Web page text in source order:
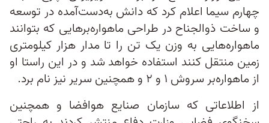
چهارم سیما اعلام کرد که دانش به‌دست‌آمده در توسعه
و ساخت ذوالجناح در طراحی ماهواره‌برهایی که بتوانند
ماهواره‌هایی به وزن یک تن را تا مدار هزار کیلومتری
زمین منتقل کنند استفاده خواهد شد و در این راستا او
از ماهواره‌بر سروش ۱ و ۲ و همچنین سریر نیز نام برد.
از اطلاعاتی که سازمان صنایع هوافضا و همچنین